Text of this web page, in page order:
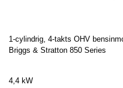
1-cylindrig, 4-takts OHV
Briggs & Stratton 850 Series
4,4 kW